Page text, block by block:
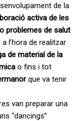
de la
activa de les
problemes de salut
l’hora de realitzar
de material de la
o fins i tot
que va tenir
van preparar una
“dancings”